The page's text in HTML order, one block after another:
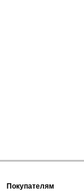
Покупателям